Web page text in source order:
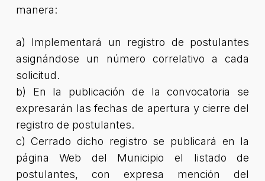
manera:
a) Implementará un registro de postulantes
asignándose un número correlativo a cada
solicitud.
b) En la publicación de la convocatoria se
expresarán las fechas de apertura y cierre del
registro de postulantes.
c) Cerrado dicho registro se publicará en la
página Web del Municipio el listado de
postulantes, con expresa mención del